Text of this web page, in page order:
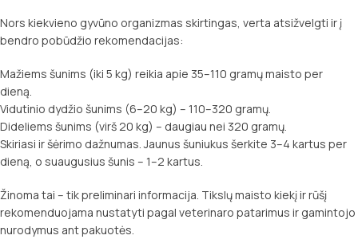
Nors kiekvieno gyvūno organizmas skirtingas, verta atsižvelgti ir į
bendro pobūdžio rekomendacijas:
Mažiems šunims (iki 5 kg) reikia apie 35–110 gramų maisto per
dieną.
Vidutinio dydžio šunims (6–20 kg) – 110–320 gramų.
Dideliems šunims (virš 20 kg) – daugiau nei 320 gramų.
Skiriasi ir šėrimo dažnumas. Jaunus šuniukus šerkite 3–4 kartus per
dieną, o suaugusius šunis – 1–2 kartus.
Žinoma tai – tik preliminari informacija. Tikslų maisto kiekį ir rūšį
rekomenduojama nustatyti pagal veterinaro patarimus ir gamintojo
nurodymus ant pakuotės.